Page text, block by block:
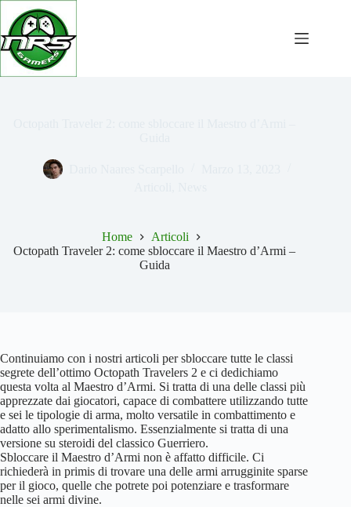
Salta
contenuto
Home
Articoli
Octopath Traveler 2: come sbloccare il Maestro d’Armi –
Guida
Continuiamo con i nostri articoli per sbloccare tutte le classi
segrete dell’ottimo Octopath Travelers 2 e ci dedichiamo
questa volta al Maestro d’Armi. Si tratta di una delle classi più
apprezzate dai giocatori, capace di combattere utilizzando tutte
e sei le tipologie di arma, molto versatile in combattimento e
adatto allo sperimentalismo. Essenzialmente si tratta di una
versione su steroidi del classico Guerriero.
Sbloccare il Maestro d’Armi non è affatto difficile. Ci
richiederà in primis di trovare una delle armi arrugginite sparse
per il gioco, quelle che potrete poi potenziare e trasformare
nelle sei armi divine.